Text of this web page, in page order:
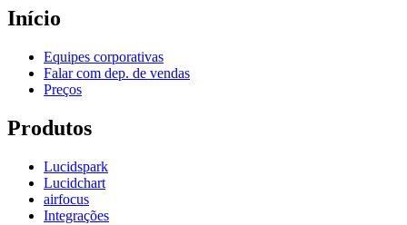
Início
Equipes corporativas
Falar com dep. de vendas
Preços
Produtos
Lucidspark
Lucidchart
airfocus
Integrações